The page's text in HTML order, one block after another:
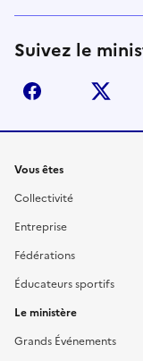
Suivez le
facebook
Liens
Vous êtes
Collectivité
Entreprise
Fédérations
Éducateurs sportifs
Le ministère
Grands Événements